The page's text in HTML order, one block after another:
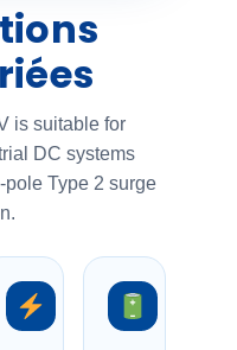
is suitable for
DC systems
Type 2 surge